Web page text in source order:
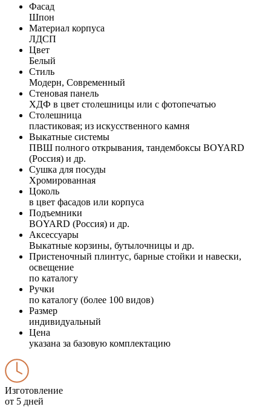
Фасад
Шпон
Материал корпуса
ЛДСП
Цвет
Белый
Стиль
Модерн, Современный
Стеновая панель
ХДФ в цвет столешницы или с фотопечатью
Столешница
пластиковая; из искусственного камня
Выкатные системы
ПВШ полного открывания, тандембоксы BOYARD
(Россия) и др.
Сушка для посуды
Хромированная
Цоколь
в цвет фасадов или корпуса
Подъемники
BOYARD (Россия) и др.
Аксессуары
Выкатные корзины, бутылочницы и др.
Пристеночный плинтус, барные стойки и навески,
освещение
по каталогу
Ручки
по каталогу (более 100 видов)
Размер
индивидуальный
Цена
указана за базовую комплектацию
Изготовление
от 5 дней